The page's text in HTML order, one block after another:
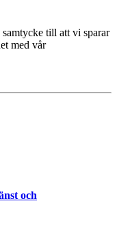
till att vi sparar
med vår
och